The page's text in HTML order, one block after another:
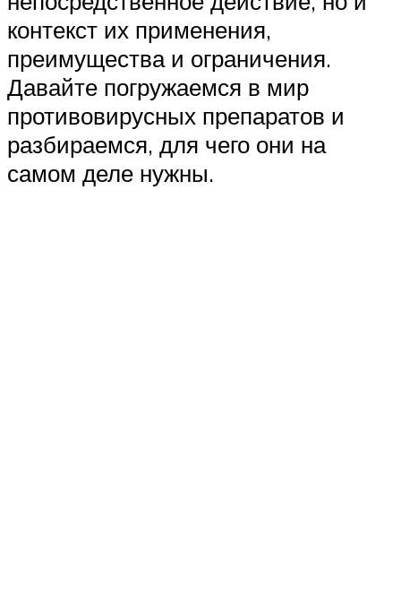
контекст их применения,
преимущества и ограничения.
Давайте погружаемся в мир
противовирусных препаратов и
разбираемся, для чего они на
самом деле нужны.